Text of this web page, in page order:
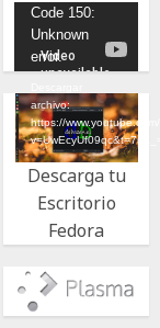
Reproductor
de
vídeo
Code 150:
Unknown
error.
archivo:
https://
Descarga tu
Escritorio
Fedora